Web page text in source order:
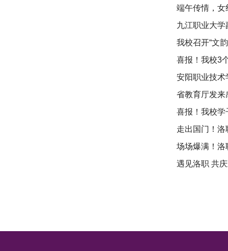
端午传情，女
九江职业大
我校召开“文
喜报！我校3
安阳职业技术
省教育厅发来
喜报！我校学
走出国门！
场场爆满！洛
遇见洛职 共